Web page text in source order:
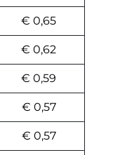
€ 0,65
€ 0,62
€ 0,59
€ 0,57
€ 0,57